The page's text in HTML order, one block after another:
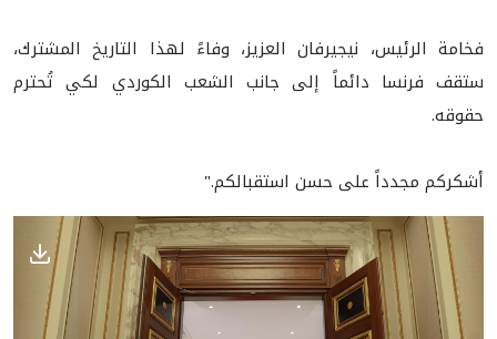
فخامة الرئيس، نيجيرفان العزيز، وفاءً لهذا التاريخ المشترك،
ستقف فرنسا دائماً إلى جانب الشعب الكوردي لكي تُحترم
حقوقه.
أشكركم مجدداً على حسن استقبالكم."